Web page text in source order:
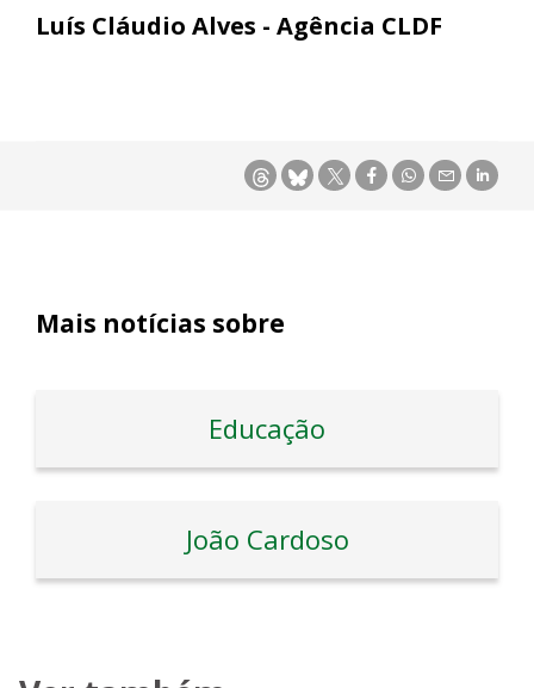
Luís Cláudio Alves - Agência CLDF
Mais notícias sobre
Educação
João Cardoso